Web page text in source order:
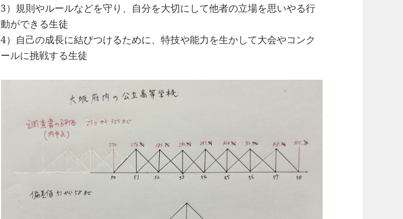
3）規則やルールなどを守り、自分を大切にして他者の立場を思いやる行
動ができる生徒
4）自己の成長に結びつけるために、特技や能力を生かして大会やコンク
ールに挑戦する生徒